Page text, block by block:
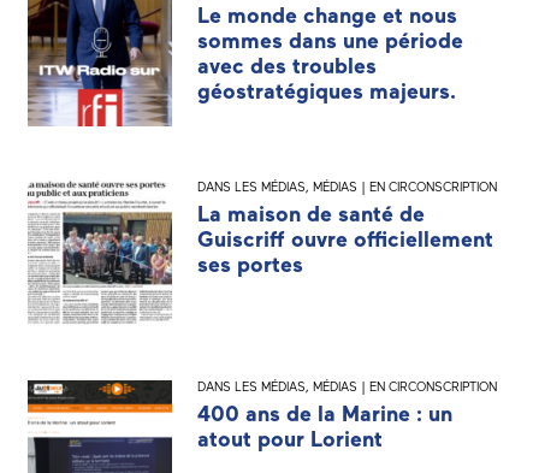
Le monde change et nous
sommes dans une période
avec des troubles
géostratégiques majeurs.
DANS LES MÉDIAS, MÉDIAS | EN CIRCONSCRIPTION
La maison de santé de
Guiscriff ouvre officiellement
ses portes
DANS LES MÉDIAS, MÉDIAS | EN CIRCONSCRIPTION
400 ans de la Marine : un
atout pour Lorient